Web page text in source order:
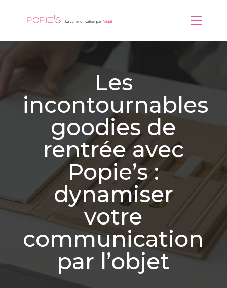
Les
incontournables
goodies de
rentrée avec
Popie’s :
dynamiser
votre
communication
par l’objet